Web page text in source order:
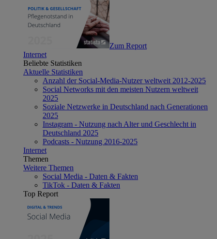
Zum Report
Internet
Beliebte Statistiken
Aktuelle Statistiken
Anzahl der Social-Media-Nutzer weltweit 2012-2025
Social Networks mit den meisten Nutzern weltweit
2025
Soziale Netzwerke in Deutschland nach Generationen
2025
Instagram - Nutzung nach Alter und Geschlecht in
Deutschland 2025
Podcasts - Nutzung 2016-2025
Internet
Themen
Weitere Themen
Social Media - Daten & Fakten
TikTok - Daten & Fakten
Top Report